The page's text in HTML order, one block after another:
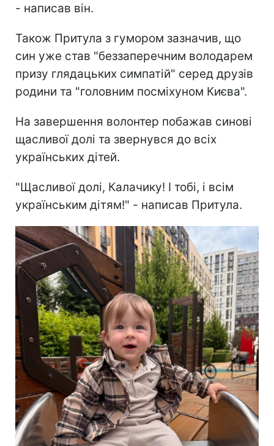
- написав він.
Також Притула з гумором зазначив, що
син уже став "беззаперечним володарем
призу глядацьких симпатій" серед друзів
родини та "головним посміхуном Києва".
На завершення волонтер побажав синові
щасливої долі та звернувся до всіх
українських дітей.
"Щасливої долі, Калачику! І тобі, і всім
українським дітям!" - написав Притула.